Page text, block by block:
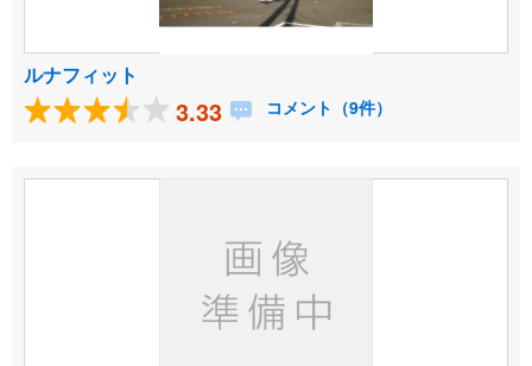
ルナフィット
3.33 コメント（9件）